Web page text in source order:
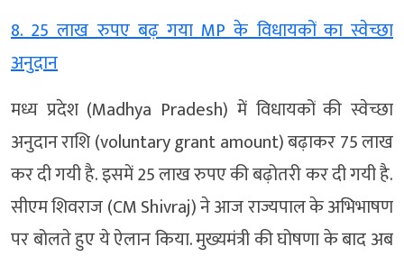
8. 25 लाख रुपए बढ़ गया MP के विधायकों का स्वेच्छा
अनुदान
मध्य प्रदेश (Madhya Pradesh) में विधायकों की स्वेच्छा
अनुदान राशि (voluntary grant amount) बढ़ाकर 75 लाख
कर दी गयी है. इसमें 25 लाख रुपए की बढ़ोतरी कर दी गयी है.
सीएम शिवराज (CM Shivraj) ने आज राज्यपाल के अभिभाषण
पर बोलते हुए ये ऐलान किया. मुख्यमंत्री की घोषणा के बाद अब